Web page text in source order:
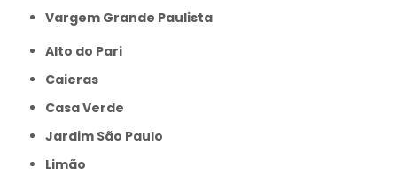
Vargem Grande Paulista
Alto do Pari
Caieras
Casa Verde
Jardim São Paulo
Limão